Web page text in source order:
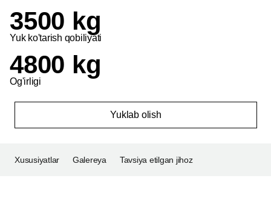
3500 kg
Yuk ko'tarish qobiliyati
4800 kg
Og'irligi
Yuklab olish
Xususiyatlar Galereya Tavsiya etilgan jihoz